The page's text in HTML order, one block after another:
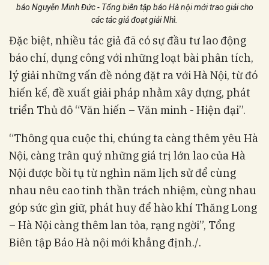
báo Nguyễn Minh Đức - Tổng biên tập báo Hà nội mới trao giải cho
các tác giả đoạt giải Nhì.
Đặc biệt, nhiều tác giả đã có sự đầu tư lao động
báo chí, dụng công với những loạt bài phân tích,
lý giải những vấn đề nóng đặt ra với Hà Nội, từ đó
hiến kế, đề xuất giải pháp nhằm xây dựng, phát
triển Thủ đô “Văn hiến – Văn minh - Hiện đại”.
“Thông qua cuộc thi, chúng ta càng thêm yêu Hà
Nội, càng trân quý những giá trị lớn lao của Hà
Nội được bồi tụ từ nghìn năm lịch sử để cùng
nhau nêu cao tinh thần trách nhiệm, cùng nhau
góp sức gìn giữ, phát huy để hào khí Thăng Long
– Hà Nội càng thêm lan tỏa, rạng ngời”, Tổng
Biên tập Báo Hà nội mới khẳng định./.